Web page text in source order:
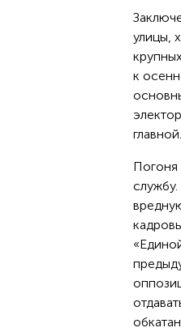
улицы,
к
главной.